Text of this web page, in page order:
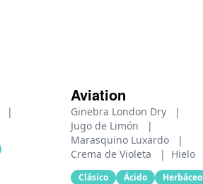
|
Aviation
Ginebra London Dry
|
Jugo de Limón
|
Marasquino Luxardo
|
Crema de Violeta
| Hielo
Clásico Ácido Herbáceo